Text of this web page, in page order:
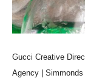
Gucci Creative
Agency | Simmonds